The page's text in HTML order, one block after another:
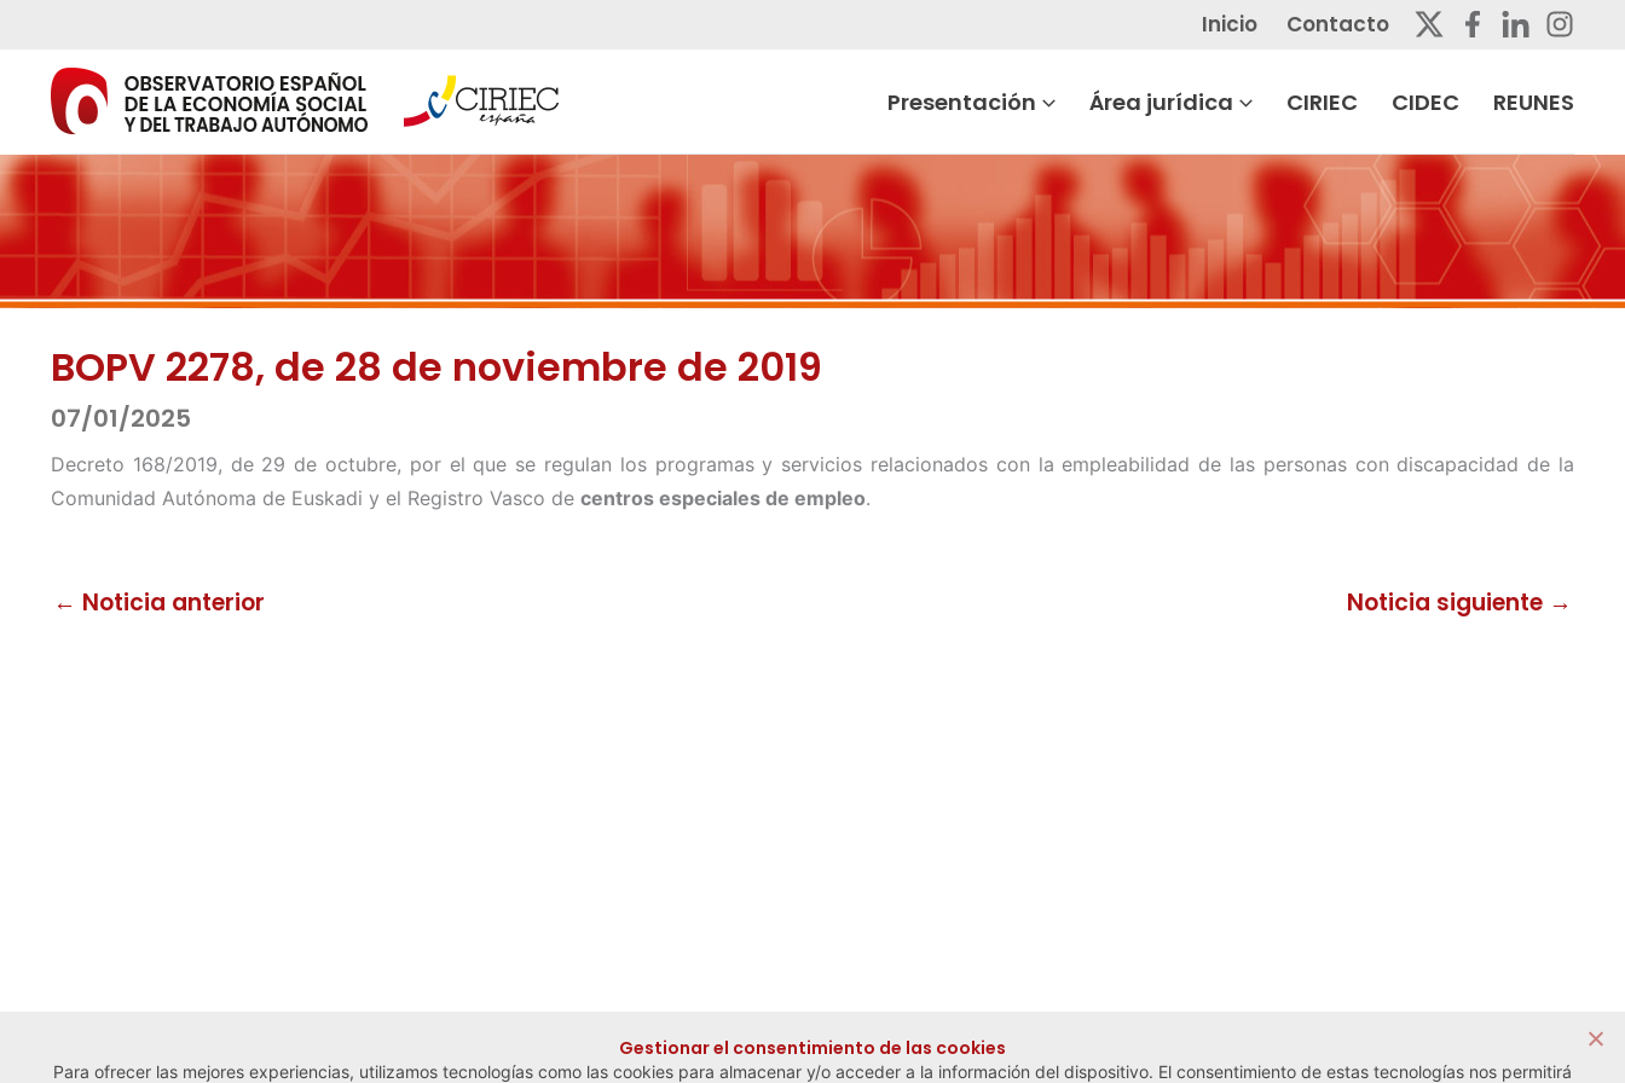
contenido
Inicio Contacto
Presentación Área jurídica CIRIEC CIDEC REUNES
BOPV 2278, de 28 de noviembre de 2019
07/01/2025
Decreto 168/2019, de 29 de octubre, por el que se regulan los programas y servicios relacionados con la empleabilidad de las personas con discapacidad de la
Comunidad Autónoma de Euskadi y el Registro Vasco de centros especiales de empleo.
← Noticia anterior Noticia siguiente →
Gestionar el consentimiento de las cookies
Para ofrecer las mejores experiencias, utilizamos tecnologías como las cookies para almacenar y/o acceder a la información del dispositivo. El consentimiento de estas tecnologías nos permitirá